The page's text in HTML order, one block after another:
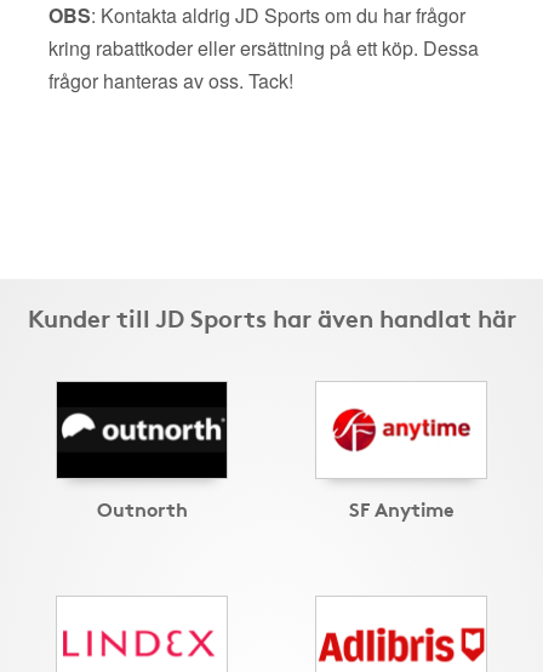
OBS: Kontakta aldrig JD Sports om du har frågor
kring rabattkoder eller ersättning på ett köp. Dessa
frågor hanteras av oss. Tack!
Kunder till JD Sports har även handlat här
Outnorth SF Anytime